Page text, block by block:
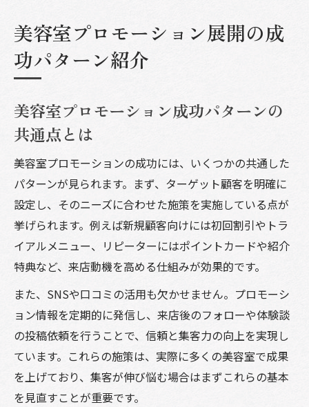
美容室プロモーション展開の成
功パターン紹介
美容室プロモーション成功パターンの
共通点とは
美容室プロモーションの成功には、いくつかの共通した
パターンが見られます。まず、ターゲット顧客を明確に
設定し、そのニーズに合わせた施策を実施している点が
挙げられます。例えば新規顧客向けには初回割引やトラ
イアルメニュー、リピーターにはポイントカードや紹介
特典など、来店動機を高める仕組みが効果的です。
また、SNSや口コミの活用も欠かせません。プロモーシ
ョン情報を定期的に発信し、来店後のフォローや体験談
の投稿依頼を行うことで、信頼と集客力の向上を実現し
ています。これらの施策は、実際に多くの美容室で成果
を上げており、集客が伸び悩む場合はまずこれらの基本
を見直すことが重要です。